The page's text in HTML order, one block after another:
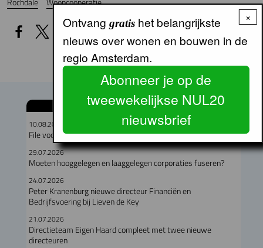
GERELATEERDE ARTIKELEN
10.08.2026
File voor stroomnet groeit, woningbouw geen voorrang meer
29.07.2026
Moeten hooggelegen en laaggelegen corporaties fuseren?
24.07.2026
Peter Kranenburg nieuwe directeur Financiën en
Bedrijfsvoering bij Lieven de Key
21.07.2026
Directieteam Eigen Haard compleet met twee nieuwe
directeuren
×
Ontvang gratishet belangrijkste
nieuws over wonen en bouwen in de
regio Amsterdam.
Abonneer je op de
tweewekelijkse NUL20
nieuwsbrief